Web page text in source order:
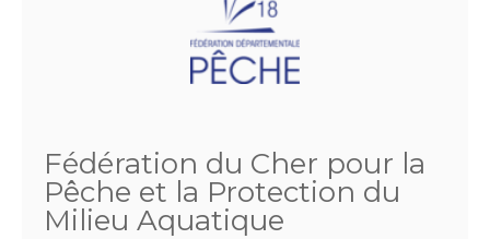
Fédération du Cher pour la
Pêche et la Protection du
Milieu Aquatique